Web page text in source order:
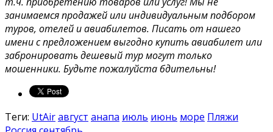
занимаемся продажей или индивидуальным подбором
туров, отелей и авиабилетов. Писать от нашего
имени с предложением выгодно купить авиабилет или
забронировать дешевый тур могут только
мошенники. Будьте пожалуйста бдительны!
Теги: UtAirавгуст анапа июль июнь море Пляжи